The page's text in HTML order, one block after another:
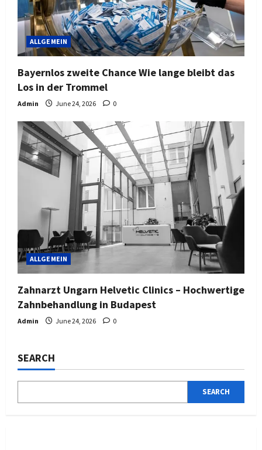
ALLGEMEIN
Bayernlos zweite Chance Wie lange bleibt das
Los in der Trommel
Admin June 24, 2026 0
ALLGEMEIN
Zahnarzt Ungarn Helvetic Clinics – Hochwertige
Zahnbehandlung in Budapest
Admin June 24, 2026 0
SEARCH
SEARCH